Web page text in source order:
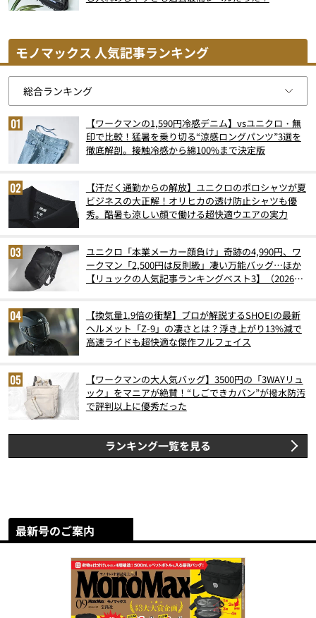
モノマックス 人気記事ランキング
【ワークマンの1,590円冷感デニム】vsユニクロ・無
印で比較！猛暑を乗り切る“涼感ロングパンツ”3選を
徹底解剖。接触冷感から綿100%まで決定版
【汗だく通勤からの解放】ユニクロのポロシャツが夏
ビジネスの大正解！オリヒカの透け防止シャツも優
秀。酷暑も涼しい顔で働ける超快適ウエアの実力
ユニクロ「本業メーカー顔負け」奇跡の4,990円、ワ
ークマン「2,500円は反則級」凄い万能バッグ…ほか
【リュックの人気記事ランキングベスト3】（2026年
【換気量1.9倍の衝撃】プロが解説するSHOEIの最新
ヘルメット「Z-9」の凄さとは？浮き上がり13%減で
高速ライドも超快適な傑作フルフェイス
【ワークマンの大人気バッグ】3500円の「3WAYリュ
ック」をマニアが絶賛！“しごできカバン”が撥水防汚
で評判以上に優秀だった
ランキング一覧を見る
最新号のご案内